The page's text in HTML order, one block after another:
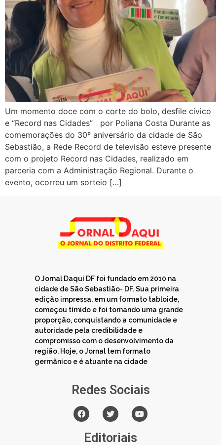
Um momento doce com o corte do bolo, desfile cívico
e “Record nas Cidades” por Poliana Costa Durante as
comemorações do 30º aniversário da cidade de São
Sebastião, a Rede Record de televisão esteve presente
com o projeto Record nas Cidades, realizado em
parceria com a Administração Regional. Durante o
evento, ocorreu um sorteio […]
O Jornal Daqui DF foi fundado em 2010 na
cidade de São Sebastião- DF. Sua primeira
edição impressa, em um formato tabloide,
começou tímido e foi tomando uma grande
proporção, conquistando a comunidade e
autoridade pela credibilidade e
compromisso com o desenvolvimento da
região. Hoje, o Jornal tem formato
germânico e é atuante na cidade
Redes Sociais
Editoriais